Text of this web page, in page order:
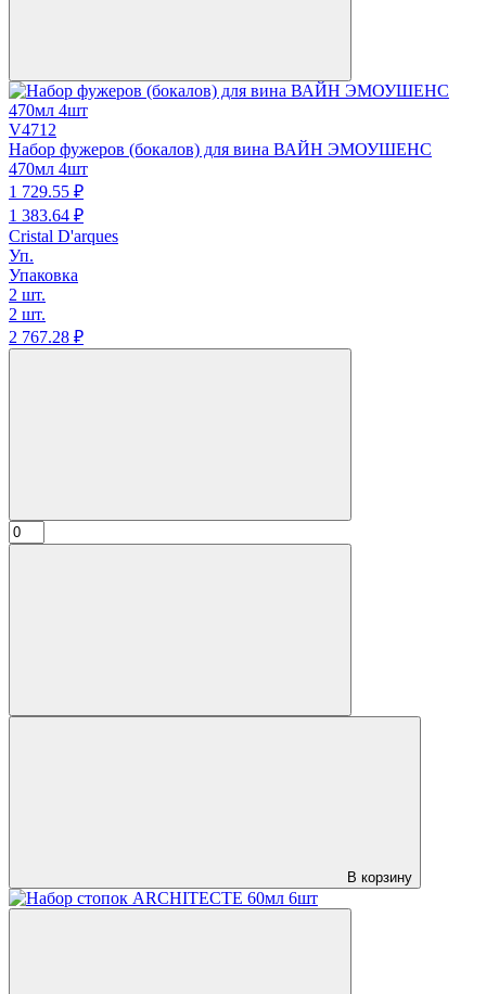
V4712
Набор фужеров (бокалов) для вина ВАЙН ЭМОУШЕНС
470мл 4шт
1 729.55 ₽
1 383.64 ₽
Cristal D'arques
Уп.
Упаковка
2 шт.
2 шт.
2 767.28 ₽
В корзину